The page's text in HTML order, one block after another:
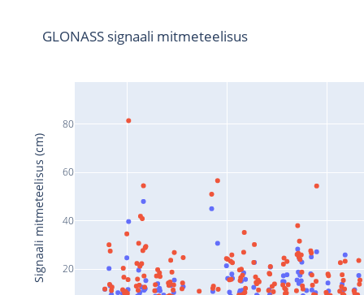
20
40
60
80
GLONASS signaali mitmeteelisus
Signaali mitmeteelisus (cm)